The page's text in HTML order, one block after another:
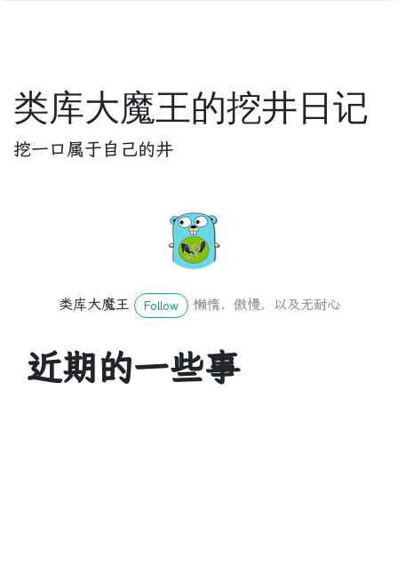
类库大魔王的挖井日记
挖一口属于自己的井
类库大魔王 Follow 懒惰，傲慢，以及无耐心
近期的一些事